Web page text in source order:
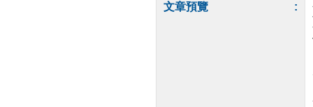
文章預覽 :